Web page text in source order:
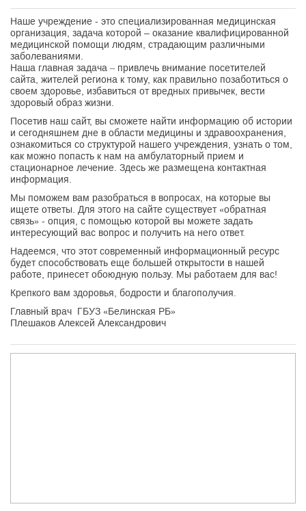
Наше учреждение - это специализированная медицинская
организация, задача которой – оказание квалифицированной
медицинской помощи людям, страдающим различными
заболеваниями.
Наша главная задача – привлечь внимание посетителей
сайта, жителей региона к тому, как правильно позаботиться о
своем здоровье, избавиться от вредных привычек, вести
здоровый образ жизни.
Посетив наш сайт, вы сможете найти информацию об истории
и сегодняшнем дне в области медицины и здравоохранения,
ознакомиться со структурой нашего учреждения, узнать о том,
как можно попасть к нам на амбулаторный прием и
стационарное лечение. Здесь же размещена контактная
информация.
Мы поможем вам разобраться в вопросах, на которые вы
ищете ответы. Для этого на сайте существует «обратная
связь» - опция, с помощью которой вы можете задать
интересующий вас вопрос и получить на него ответ.
Надеемся, что этот современный информационный ресурс
будет способствовать еще большей открытости в нашей
работе, принесет обоюдную пользу. Мы работаем для вас!
Крепкого вам здоровья, бодрости и благополучия.
Главный врач ГБУЗ «Белинская РБ»
Плешаков Алексей Александрович